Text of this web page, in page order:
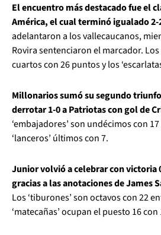
El encuentro más destacado fue el
América, el cual terminó igualado 2-
adelantaron a los vallecaucanos,
Rovira sentenciaron el marcador. Los
cuartos con 26 puntos y los
Millonarios sumó su segundo
derrotar 1-0 a Patriotas con gol de
‘embajadores’ son undécimos con
‘lanceros’ últimos con 7.
Junior volvió a celebrar con victoria
gracias a las anotaciones de James
Los ‘tiburones’ son octavos con 22
‘matecañas’ ocupan el puesto 16 con